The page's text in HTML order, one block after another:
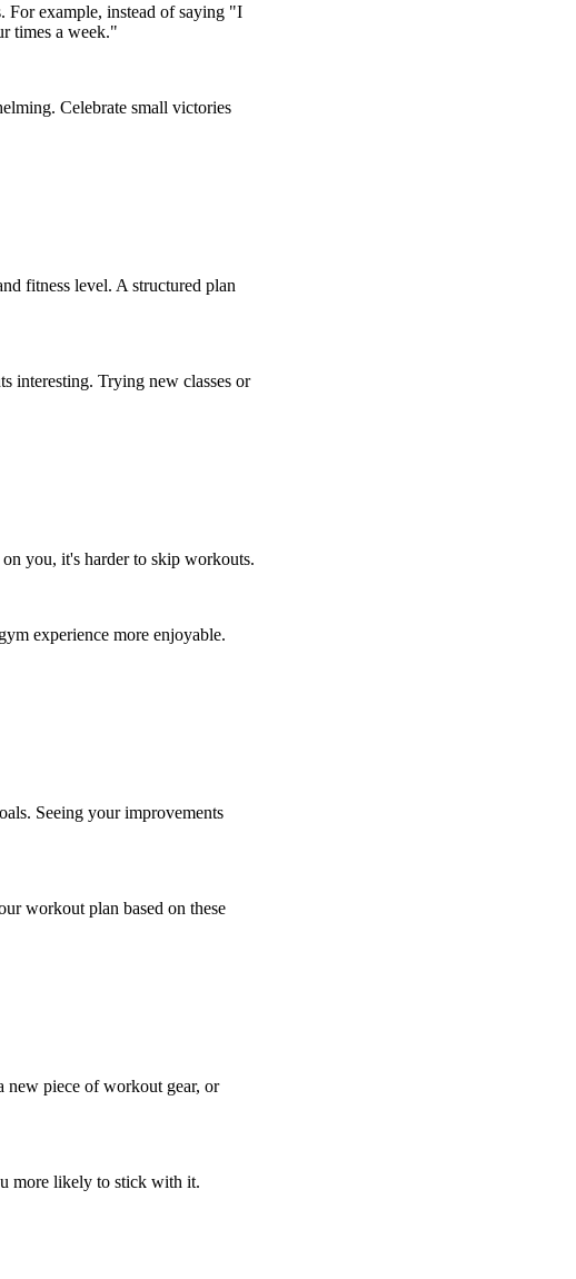
For example, instead of saying "I
times a week."
Celebrate small victories
fitness level. A structured plan
interesting. Trying new classes or
you, it's harder to skip workouts.
experience more enjoyable.
Seeing your improvements
workout plan based on these
new piece of workout gear, or
more likely to stick with it.